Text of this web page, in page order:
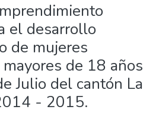
el desarrollo
de mujeres
de 18 años
Julio del cantón La
- 2015.